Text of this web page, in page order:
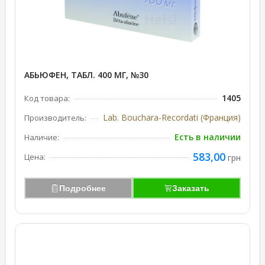
АБЬЮФЕН, ТАБЛ. 400 МГ, №30
Код товара: 1405
Производитель: Lab. Bouchara-Recordati (Франция)
Наличие: Есть в наличии
Цена: 583,00 грн
Подробнее Заказать